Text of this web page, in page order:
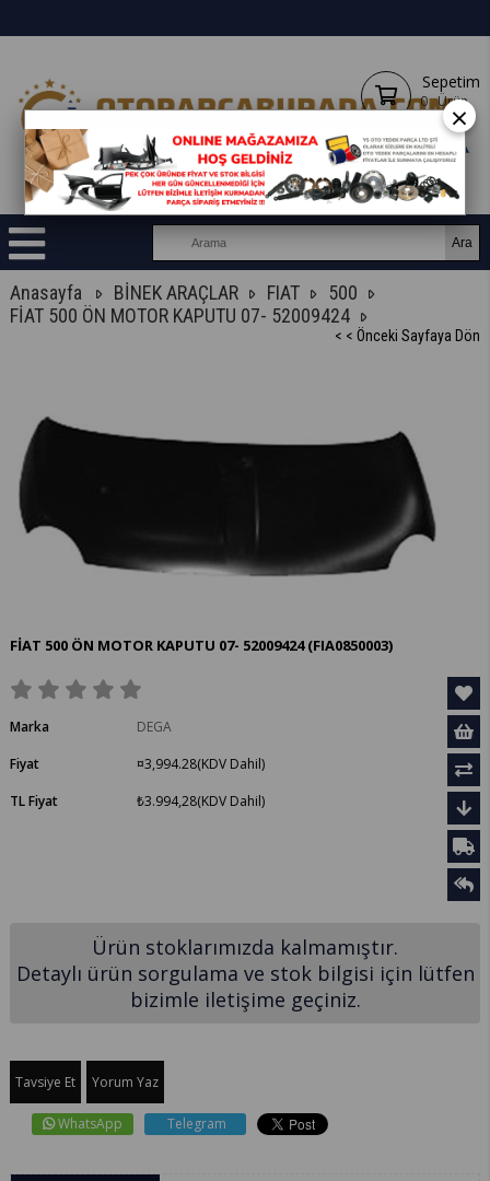
Sepetim
0 Ürün
Anasayfa BİNEK ARAÇLAR FIAT
500
FİAT 500 ÖN MOTOR KAPUTU 07- 52009424
< < Önceki Sayfaya Dön
FİAT 500 ÖN MOTOR KAPUTU 07- 52009424(FIA0850003)
Marka
DEGA
Fiyat
¤3,994.28(KDV Dahil)
TL Fiyat
₺3.994,28(KDV Dahil)
Ürün stoklarımızda kalmamıştır.
Detaylı ürün sorgulama ve stok bilgisi için lütfen
bizimle iletişime geçiniz.
Tavsiye Et Yorum Yaz
WhatsApp Telegram
×